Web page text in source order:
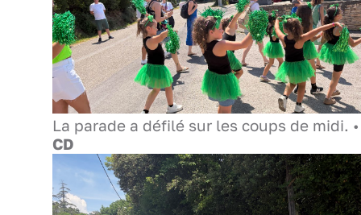
La parade a défilé sur les coups de midi. •
CD